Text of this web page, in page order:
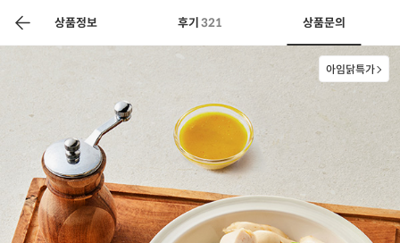
상품정보 후기 321 상품문의
공인 농축산물할인 찬들마루 주문/배송 고객센터
아임닭특가